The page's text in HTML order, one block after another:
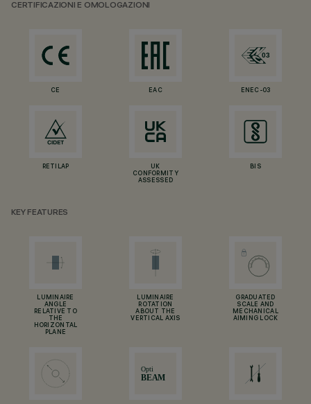
CERTIFICAZIONI E OMOLOGAZIONI
CE EAC ENEC-03
RETILAP
UK
CONFORMITY
ASSESSED
BIS
KEY FEATURES
LUMINAIRE
ANGLE
RELATIVE TO
THE
HORIZONTAL
PLANE
LUMINAIRE
ROTATION
ABOUT THE
VERTICAL AXIS
GRADUATED
SCALE AND
MECHANICAL
AIMING LOCK